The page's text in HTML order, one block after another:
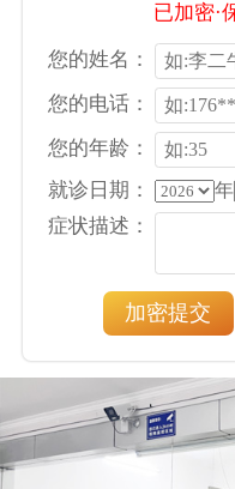
已加密·
您的姓名：
您的电话：
您的年龄：
就诊日期：
年
症状描述：
加密提交